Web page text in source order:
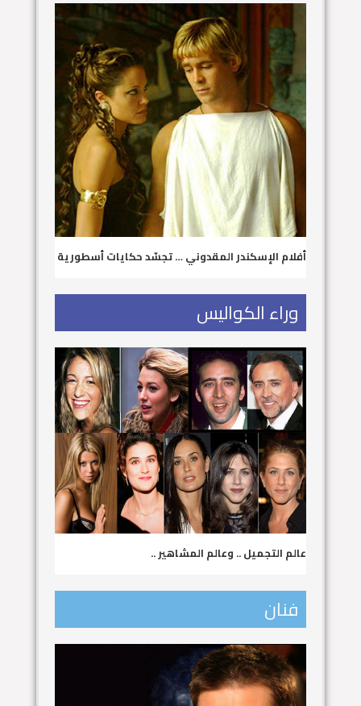
أفلام الإسكندر المقدوني … تجسّد حكايات أسطورية
وراء الكواليس
عالم التجميل .. وعالم المشاهير ..
فنان